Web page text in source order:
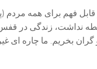
فهم برای همه مردم
نداشت، زندگی در
بخریم. ما چاره ای غیر